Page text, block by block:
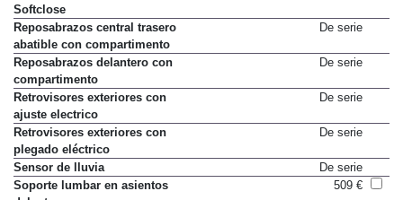
Softclose
Reposabrazos central trasero
abatible con compartimento
De serie
Reposabrazos delantero con
compartimento
De serie
Retrovisores exteriores con
ajuste electrico
De serie
Retrovisores exteriores con
plegado eléctrico
De serie
Sensor de lluvia
De serie
Soporte lumbar en asientos
509 €